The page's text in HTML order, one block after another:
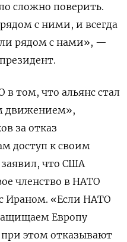
сложно поверить.
с ними, и всегда
рядом с нами», —
том, что альянс стал
движением»,
за отказ
доступ к своим
что США
членство в НАТО
Ираном. «Если НАТО
Европу
при этом отказывают